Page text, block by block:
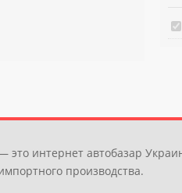
это интернет автобазар
производства.